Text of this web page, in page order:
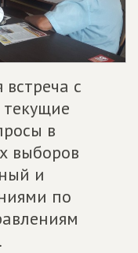
встреча с
в
выборов
и
по